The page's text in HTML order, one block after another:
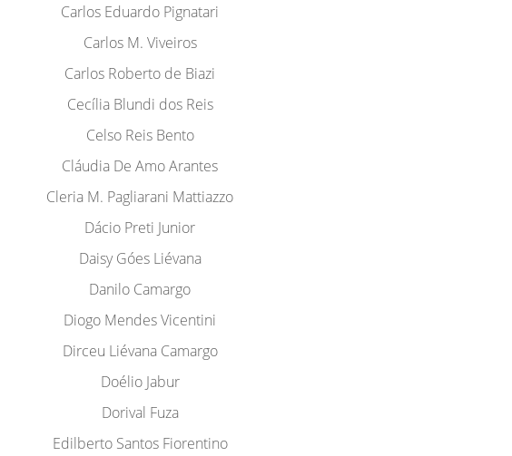
Carlos Eduardo Pignatari
Carlos M. Viveiros
Carlos Roberto de Biazi
Cecília Blundi dos Reis
Celso Reis Bento
Cláudia De Amo Arantes
Cleria M. Pagliarani Mattiazzo
Dácio Preti Junior
Daisy Góes Liévana
Danilo Camargo
Diogo Mendes Vicentini
Dirceu Liévana Camargo
Doélio Jabur
Dorival Fuza
Edilberto Santos Fiorentino